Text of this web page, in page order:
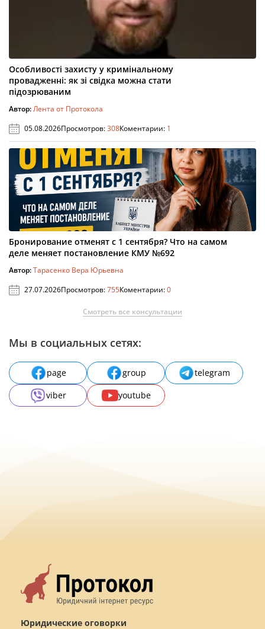
Особливості захисту у кримінальному
провадженні: як зі свідка можна стати
підозрюваним
Автор:Лента от Протокола
05.08.2026Просмотров:308Коментарии: 1
Бронирование отменят с 1 сентября? Что на самом
деле меняет постановление КМУ №692
Автор:Тарасенко Вера Юрьевна
27.07.2026Просмотров:755Коментарии:0
Смотреть все консультации
Мы в социальных сетях:
page group
telegram
viber
youtube
Юридические оговорки